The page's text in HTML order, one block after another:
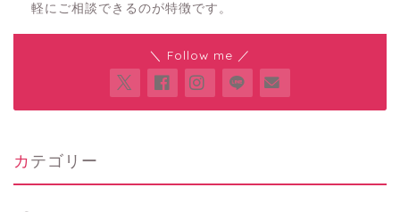
軽にご相談できるのが特徴です。
＼ Follow me ／
カテゴリー